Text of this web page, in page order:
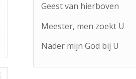
Geest van hierboven
Meester, men zoekt U
Nader mijn God bij U